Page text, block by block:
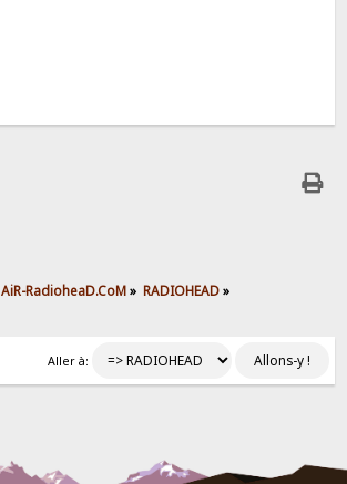
AiR-RadioheaD.CoM» RADIOHEAD»
Aller à: